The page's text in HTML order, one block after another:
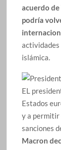
acuerdo de
podría
actividades
islámica.
EL
Estados
y a permitir
sanciones
Macron